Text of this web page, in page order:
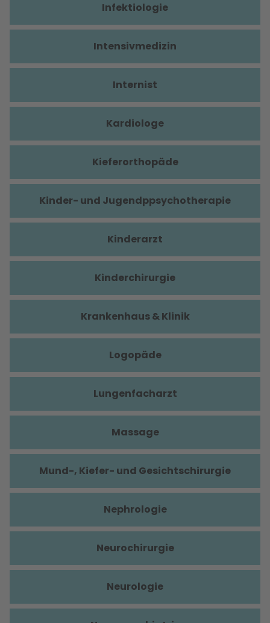
Infektiologie
Intensivmedizin
Internist
Kardiologe
Kieferorthopäde
Kinder- und Jugendppsychotherapie
Kinderarzt
Kinderchirurgie
Krankenhaus & Klinik
Logopäde
Lungenfacharzt
Massage
Mund-, Kiefer- und Gesichtschirurgie
Nephrologie
Neurochirurgie
Neurologie